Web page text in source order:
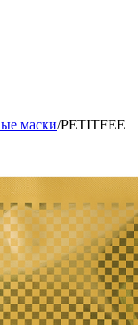
маски/PETITFEE